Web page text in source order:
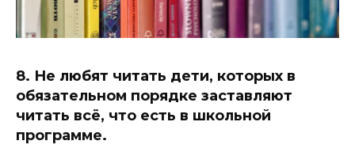
8. Не любят читать дети, которых в
обязательном порядке заставляют
читать всё, что есть в школьной
программе.